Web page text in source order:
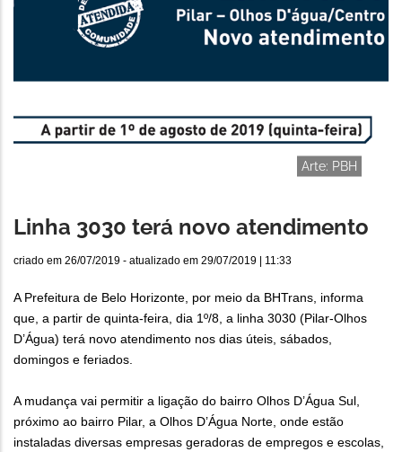
Arte: PBH
Linha 3030 terá novo atendimento
criado em 26/07/2019 - atualizado em 29/07/2019 | 11:33
A Prefeitura de Belo Horizonte, por meio da BHTrans, informa
que, a partir de quinta-feira, dia 1º/8, a linha 3030 (Pilar-Olhos
D’Água) terá novo atendimento nos dias úteis, sábados,
domingos e feriados.
A mudança vai permitir a ligação do bairro Olhos D’Água Sul,
próximo ao bairro Pilar, a Olhos D’Água Norte, onde estão
instaladas diversas empresas geradoras de empregos e escolas,